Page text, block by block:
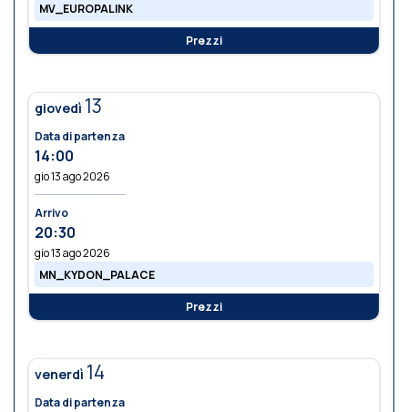
MV_EUROPALINK
Prezzi
giovedì 13
Data di partenza
14:00
gio 13 ago 2026
Arrivo
20:30
gio 13 ago 2026
MN_KYDON_PALACE
Prezzi
venerdì 14
Data di partenza